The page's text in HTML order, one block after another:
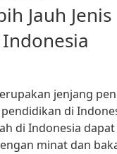
Jauh
jenjang
di
di Indonesia
minat dan